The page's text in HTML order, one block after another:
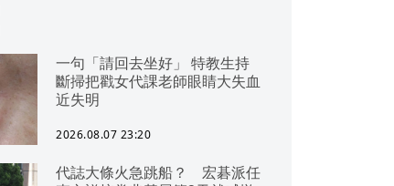
一句「請回去坐好」 特教生持
斷掃把戳女代課老師眼睛大失血
近失明
2026.08.07 23:20
代誌大條火急跳船？ 宏碁派任